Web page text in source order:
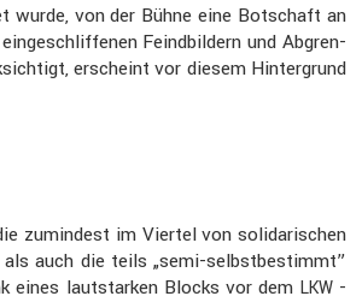
wurde, von der Bühne eine Botschaft an
Feind­bil­dern und Abgren­
erscheint vor diesem Hinter­grund
zumin­dest im Viertel von solida­ri­schen
auch die teils „semi-selbst­be­stimmt”
eines lautstarken Blocks vor dem LKW-